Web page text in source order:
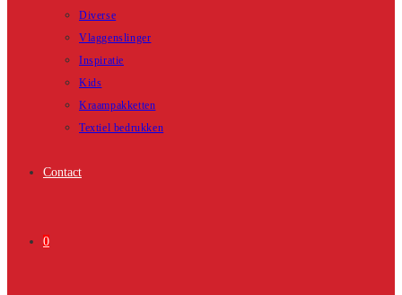
Diverse
Vlaggenslinger
Inspiratie
Kids
Kraampakketten
Textiel bedrukken
Contact
0